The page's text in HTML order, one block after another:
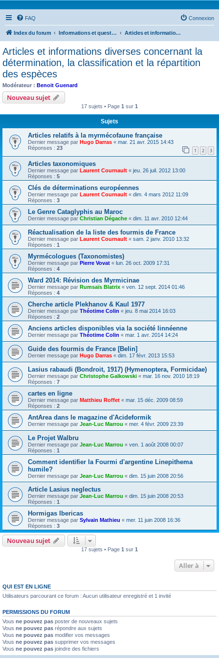
FAQ Connexion
Index du forum Informations et questions taxonomiques Articles et informations diverses concernant la détermination, la classification et la répartition des espèces
Articles et informations diverses concernant la
détermination, la classification et la répartition
des espèces
Modérateur : Benoit Guenard
Nouveau sujet
17 sujets • Page 1 sur 1
Sujets
Articles relatifs à la myrmécofaune française
Dernier message par Hugo Darras « mar. 21 avr. 2015 14:43
Réponses : 23 1 2 3
Articles taxonomiques
Dernier message par Laurent Cournault « jeu. 26 juil. 2012 13:00
Réponses : 5
Clés de déterminations européennes
Dernier message par Laurent Cournault « dim. 4 mars 2012 11:09
Réponses : 3
Le Genre Cataglyphis au Maroc
Dernier message par Christian Dégache « dim. 11 avr. 2010 12:44
Réactualisation de la liste des fourmis de France
Dernier message par Laurent Cournault « sam. 2 janv. 2010 13:32
Réponses : 1
Myrmécologues (Taxonomistes)
Dernier message par Pierre Vovat « lun. 26 oct. 2009 17:31
Réponses : 4
Ward 2014: Révision des Myrmicinae
Dernier message par Rumsaïs Blatrix « ven. 12 sept. 2014 01:46
Réponses : 4
Cherche article Plekhanov & Kaul 1977
Dernier message par Théotime Colin « jeu. 8 mai 2014 16:03
Réponses : 2
Anciens articles disponibles via la société linnéenne
Dernier message par Théotime Colin « mar. 1 avr. 2014 14:24
Guide des fourmis de France [Belin]
Dernier message par Hugo Darras « dim. 17 févr. 2013 15:53
Lasius rabaudi (Bondroit, 1917) (Hymenoptera, Formicidae)
Dernier message par Christophe Galkowski « mar. 16 nov. 2010 18:19
Réponses : 7
cartes en ligne
Dernier message par Matthieu Roffet « mar. 15 déc. 2009 08:59
Réponses : 2
AntArea dans le magazine d'Acideformik
Dernier message par Jean-Luc Marrou « mer. 4 févr. 2009 23:39
Le Projet Walbru
Dernier message par Jean-Luc Marrou « ven. 1 août 2008 00:07
Réponses : 1
Comment identifier la Fourmi d'argentine Linepithema
humile?
Dernier message par Jean-Luc Marrou « dim. 15 juin 2008 20:56
Article Lasius neglectus
Dernier message par Jean-Luc Marrou « dim. 15 juin 2008 20:53
Réponses : 1
Hormigas Ibericas
Dernier message par Sylvain Mathieu « mer. 11 juin 2008 16:36
Réponses : 3
Nouveau sujet
17 sujets • Page 1 sur 1
Aller à
QUI EST EN LIGNE
Utilisateurs parcourant ce forum : Aucun utilisateur enregistré et 1 invité
PERMISSIONS DU FORUM
Vous ne pouvez pas poster de nouveaux sujets
Vous ne pouvez pas répondre aux sujets
Vous ne pouvez pas modifier vos messages
Vous ne pouvez pas supprimer vos messages
Vous ne pouvez pas joindre des fichiers